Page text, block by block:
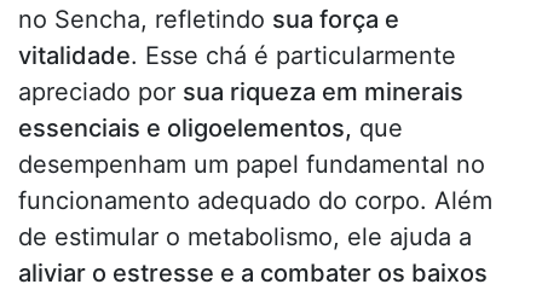
no Sencha, refletindo sua força e
vitalidade. Esse chá é particularmente
apreciado por sua riqueza em minerais
essenciais e oligoelementos, que
desempenham um papel fundamental no
funcionamento adequado do corpo. Além
de estimular o metabolismo, ele ajuda a
aliviar o estresse e a combater os baixos